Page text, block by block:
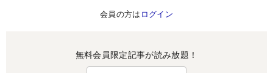
会員の方は ログイン
無料会員限定記事が読み放題！